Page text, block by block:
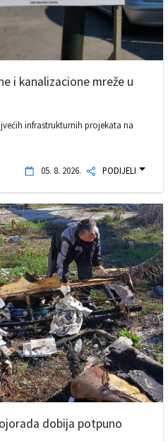
i kanalizacione mreže u
infrastrukturnih projekata na
05. 8. 2026. PODIJELI
dobija potpuno